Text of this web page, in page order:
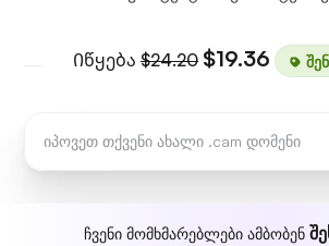
Იწყება $24.20 $19.36
ჩვენი მომხმარებლები ამბობენ